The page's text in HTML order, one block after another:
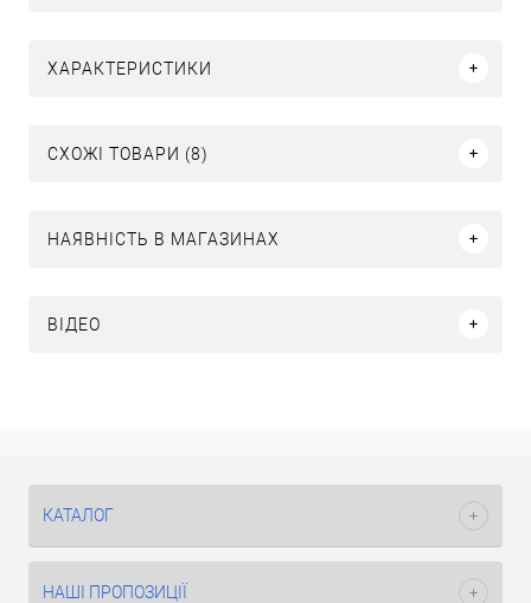
ХАРАКТЕРИСТИКИ
СХОЖІ ТОВАРИ (8)
НАЯВНІСТЬ В МАГАЗИНАХ
ВІДЕО
КАТАЛОГ
НАШІ ПРОПОЗИЦІЇ